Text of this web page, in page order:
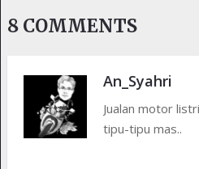
8 COMMENTS
An_Syahri
Jualan motor
tipu-tipu mas..